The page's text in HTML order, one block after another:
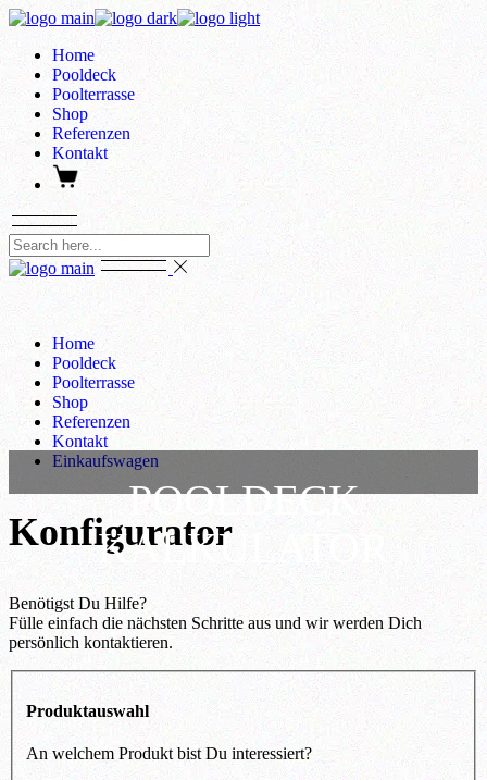
Skip
content
Home
Pooldeck
Poolterrasse
Shop
Referenzen
Kontakt
Home
Pooldeck
Poolterrasse
Shop
Referenzen
Kontakt
Einkaufswagen
POOLDECK
KALKULATOR
Konfigurator
Benötigst Du Hilfe?
Fülle einfach die nächsten Schritte aus und wir werden Dich
persönlich kontaktieren.
Produktauswahl
An welchem Produkt bist Du interessiert?